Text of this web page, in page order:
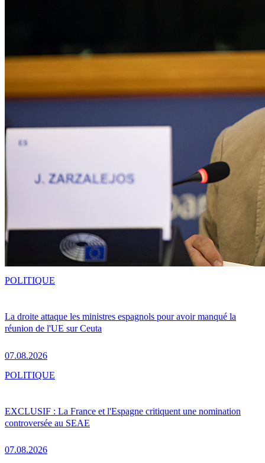
La droite attaque les ministres espagnols pour avoir manqué la
réunion de l'UE sur Ceuta
07.08.2026
POLITIQUE
EXCLUSIF : La France et l'Espagne critiquent une nomination
controversée au SEAE
07.08.2026
POLITIQUE